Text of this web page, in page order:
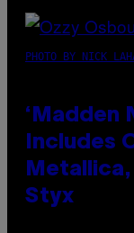
PHOTO BY NICK
‘Madden
Includes
Styx